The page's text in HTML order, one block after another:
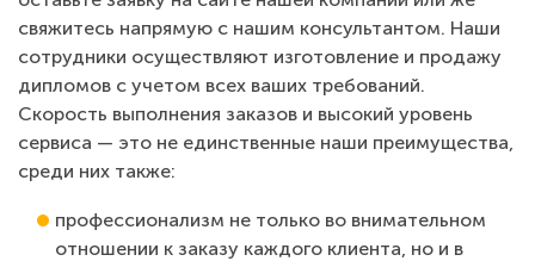
свяжитесь напрямую с нашим консультантом. Наши
сотрудники осуществляют изготовление и продажу
дипломов с учетом всех ваших требований.
Скорость выполнения заказов и высокий уровень
сервиса — это не единственные наши преимущества,
среди них также:
профессионализм не только во внимательном
отношении к заказу каждого клиента, но и в